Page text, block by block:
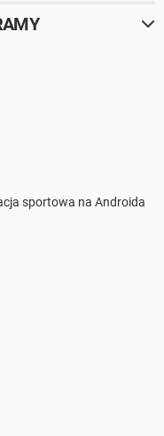
sportowa na Androida